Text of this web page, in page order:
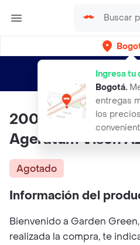
Ingresa tu
Bogotá.
entregas
los
envíos gratis por
200 Semillas
Ageratum Visón
Agotado
Información del
Bienvenido a Garden
realizada la compra, te